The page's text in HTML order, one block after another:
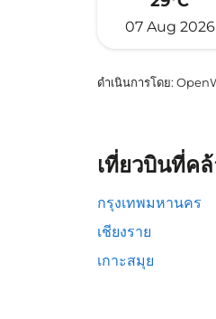
07 Aug 2026
ดำเนินการโดย:
เที่ยวบินที่ค
กรุงเทพมหานคร
เชียงราย
เกาะสมุย